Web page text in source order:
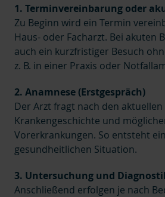
1. Terminvereinbarung oder
Zu Beginn wird ein Termin
Haus- oder Facharzt. Bei akuten
auch ein kurzfristiger Besuch
z. B. in einer Praxis oder
2. Anamnese (Erstgespräch)
Der Arzt fragt nach den
Krankengeschichte und
Vorerkrankungen. So entsteht
gesundheitlichen Situation.
3. Untersuchung und
Anschließend erfolgen je nach